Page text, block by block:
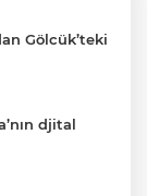
Gölcük’teki
djital